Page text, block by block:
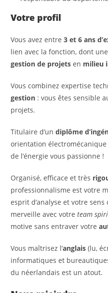
Votre profil
Vous avez entre3 et 6 ans
lien avec la fonction, dont
gestion de projets en milieu
Vous combinez expertise
gestion : vous êtes sensible
projets.
Titulaire d’undiplôme
orientation
de l’énergie vous passionne !
Organisé, efficace et très
professionnalisme est votre
esprit d’analyse et votre
merveille avec votreteam
motive sans entraver votre
Vous maîtrisez l’anglais (lu,
informatiques et
du néerlandais est un atout.